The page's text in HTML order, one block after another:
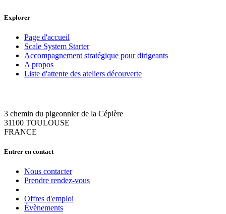
Explorer
Page d'accueil
Scale System Starter
Accompagnement stratégique pour dirigeants
A propos
Liste d'attente des ateliers découverte
3 chemin du pigeonnier de la Cépière
31100 TOULOUSE
FRANCE
Entrer en contact
Nous contacter
Prendre rendez-vous
Offres d'emploi
Évènements